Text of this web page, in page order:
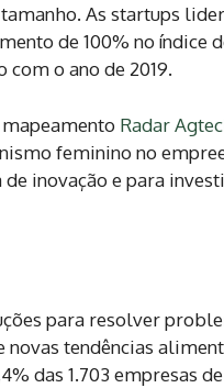
As startups
de 100% no índice
o ano de 2019.
mapeamento Radar
feminino no
inovação e para
para resolver
tendências
das 1.703 empresas